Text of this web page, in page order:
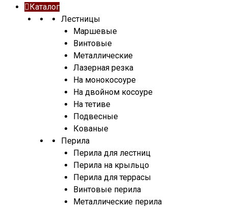
Каталог
Лестницы
Маршевые
Винтовые
Металлические
Лазерная резка
На монокосоуре
На двойном косоуре
На тетиве
Подвесные
Кованые
Перила
Перила для лестниц
Перила на крыльцо
Перила для террасы
Винтовые перила
Металлические перила